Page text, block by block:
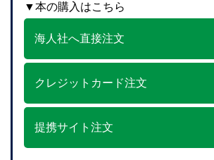
▼本の購入はこちら
海人社へ直接注文
クレジットカード注文
提携サイト注文